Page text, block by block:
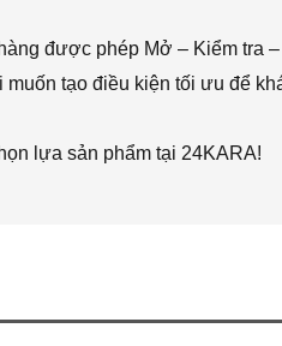
được phép Mở – Kiểm tra
tạo điều kiện tối ưu để
lựa sản phẩm tại 24KARA!